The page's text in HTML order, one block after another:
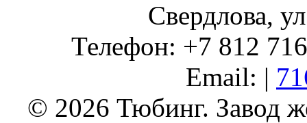
Свердлова,
Телефон: +7 812
Email: |
© 2026 Тюбинг. Завод